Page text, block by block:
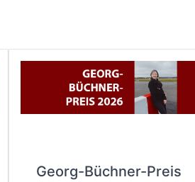
Georg-Büchner-Preis